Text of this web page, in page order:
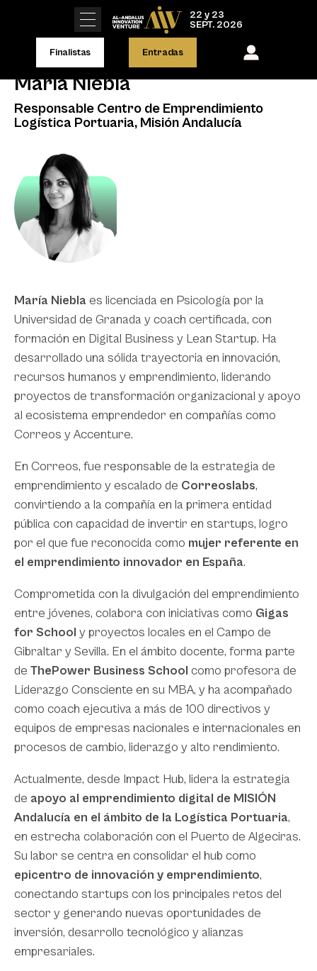
22 y 23
SEPT. 2026
Finalistas Entradas
María Niebla
Responsable Centro de Emprendimiento
Logística Portuaria, Misión Andalucía
María Niebla es licenciada en Psicología por la
Universidad de Granada y coach certificada, con
formación en Digital Business y Lean Startup. Ha
desarrollado una sólida trayectoria en innovación,
recursos humanos y emprendimiento, liderando
proyectos de transformación organizacional y apoyo
al ecosistema emprendedor en compañías como
Correos y Accenture.
En Correos, fue responsable de la estrategia de
emprendimiento y escalado de Correoslabs,
convirtiendo a la compañía en la primera entidad
pública con capacidad de invertir en startups, logro
por el que fue reconocida como mujer referente en
el emprendimiento innovador en España.
Comprometida con la divulgación del emprendimiento
entre jóvenes, colabora con iniciativas como Gigas
for School y proyectos locales en el Campo de
Gibraltar y Sevilla. En el ámbito docente, forma parte
de ThePower Business School como profesora de
Liderazgo Consciente en su MBA, y ha acompañado
como coach ejecutiva a más de 100 directivos y
equipos de empresas nacionales e internacionales en
procesos de cambio, liderazgo y alto rendimiento.
Actualmente, desde Impact Hub, lidera la estrategia
de apoyo al emprendimiento digital de MISIÓN
Andalucía en el ámbito de la Logística Portuaria,
en estrecha colaboración con el Puerto de Algeciras.
Su labor se centra en consolidar el hub como
epicentro de innovación y emprendimiento,
conectando startups con los principales retos del
sector y generando nuevas oportunidades de
inversión, desarrollo tecnológico y alianzas
empresariales.